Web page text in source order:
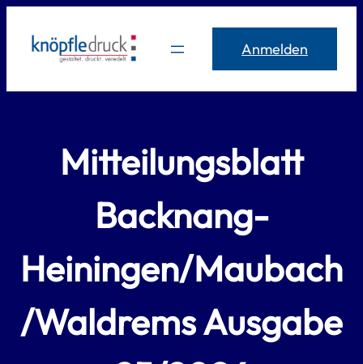
Inhalt
springen
Anmelden
Mitteilungsblatt
Backnang-
Heiningen/Maubach
/Waldrems Ausgabe